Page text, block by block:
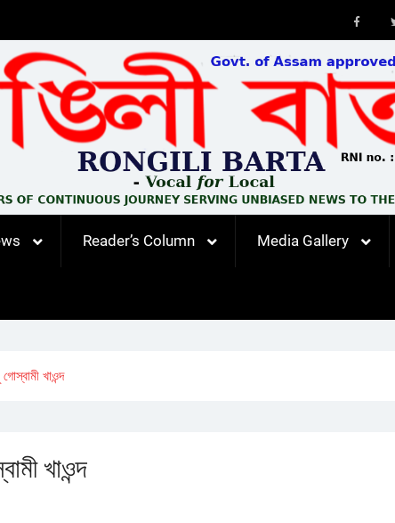
Reader’s Column Media Gallery
খাওন্দ
খাওন্দ